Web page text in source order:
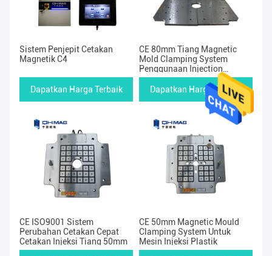
Sistem Penjepit Cetakan
Magnetik C4
Dapatkan Harga Terbaik
CE 80mm Tiang Magnetic
Mold Clamping System
Penggunaan Injection
Molding
Dapatkan Harga Terbaik
CE ISO9001 Sistem
Perubahan Cetakan Cepat
Cetakan Injeksi Tiang 50mm
CE 50mm Magnetic Mould
Clamping System Untuk
Mesin Injeksi Plastik